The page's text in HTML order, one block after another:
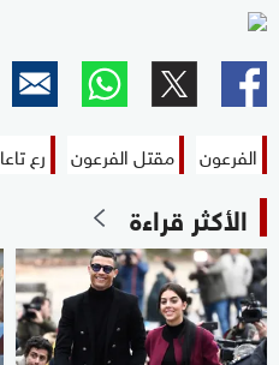
الفرعون مقتل الفرعون رع تاعا
الأكثر قراءة